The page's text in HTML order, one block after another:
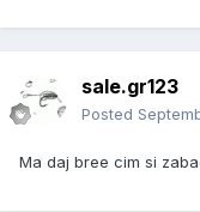
sale.gr123
Posted
Ma daj bree cim si